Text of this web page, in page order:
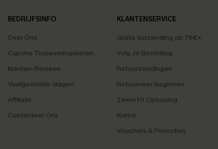
BEDRIJFSINFO
Over Ons
Cupshe Toeleveringsketen
Klanten-Reviews
Veelgestelde Vragen
Affiliate
Contacteer Ons
KLANTENSERVICE
Gratis Verzending op 79€+
Volg Je Bestelling
Retourzendingen
Retourneer Beginnen
Zwem Fit Oplossing
Klarna
Vouchers & Promoties